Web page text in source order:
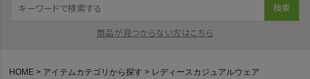
検索
商品が見つからない方はこちら
HOME アイテムカテゴリから探す
レディースカジュアルウェア